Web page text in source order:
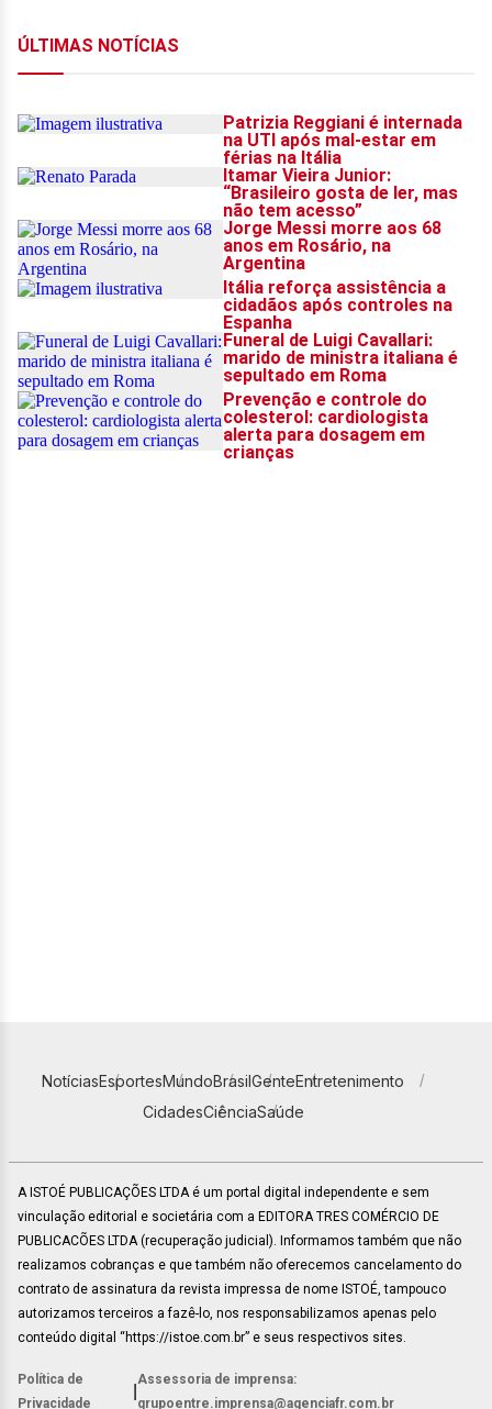
NotíciasEsportesMundoBrasilGenteEntretenimento
CidadesCiênciaSaúde
A ISTOÉ PUBLICAÇÕES LTDA é um portal digital independente e sem
vinculação editorial e societária com a EDITORA TRES COMÉRCIO DE
PUBLICACÕES LTDA (recuperação judicial). Informamos também que não
realizamos cobranças e que também não oferecemos cancelamento do
contrato de assinatura da revista impressa de nome ISTOÉ, tampouco
autorizamos terceiros a fazê-lo, nos responsabilizamos apenas pelo
conteúdo digital “https://istoe.com.br” e seus respectivos sites.
Política de
Privacidade
Assessoria de imprensa:
grupoentre.imprensa@agenciafr.com.br